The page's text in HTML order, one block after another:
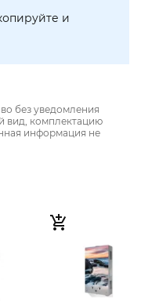
и
без уведомления
вид, комплектацию
информация не